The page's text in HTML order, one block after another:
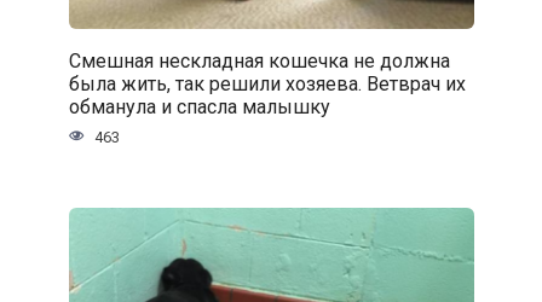
Смешная нескладная кошечка не должна
была жить, так решили хозяева. Ветврач их
обманула и спасла малышку
463